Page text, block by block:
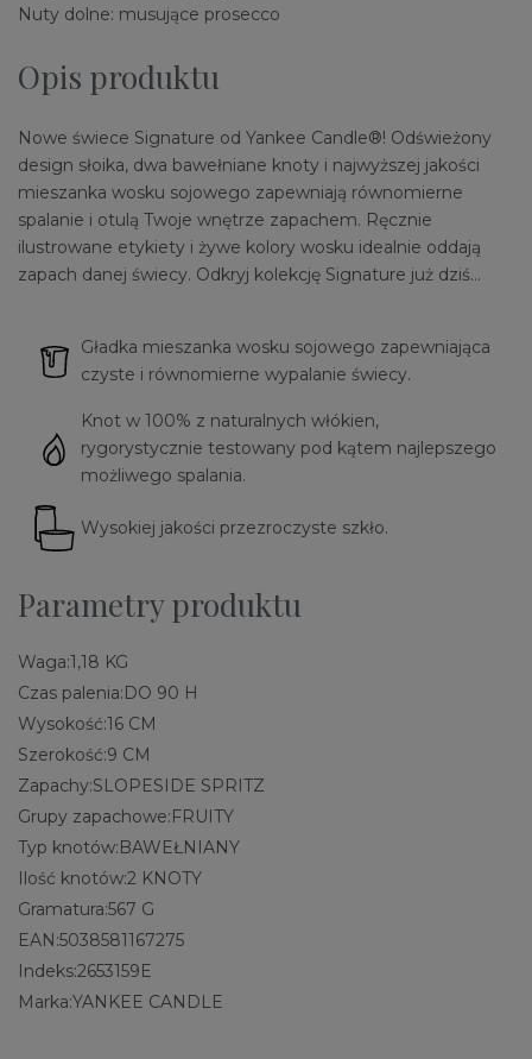
Nuty dolne: musujące prosecco
Opis produktu
Nowe świece Signature od Yankee Candle®! Odświeżony
design słoika, dwa bawełniane knoty i najwyższej jakości
mieszanka wosku sojowego zapewniają równomierne
spalanie i otulą Twoje wnętrze zapachem. Ręcznie
ilustrowane etykiety i żywe kolory wosku idealnie oddają
zapach danej świecy. Odkryj kolekcję Signature już dziś…
Gładka mieszanka wosku sojowego zapewniająca
czyste i równomierne wypalanie świecy.
Knot w 100% z naturalnych włókien,
rygorystycznie testowany pod kątem najlepszego
możliwego spalania.
Wysokiej jakości przezroczyste szkło.
Parametry produktu
Waga:1,18 KG
Czas palenia:DO 90 H
Wysokość:16 CM
Szerokość:9 CM
Zapachy:SLOPESIDE SPRITZ
Grupy zapachowe:FRUITY
Typ knotów:BAWEŁNIANY
Ilość knotów:2 KNOTY
Gramatura:567 G
EAN:5038581167275
Indeks:2653159E
Marka:YANKEE CANDLE